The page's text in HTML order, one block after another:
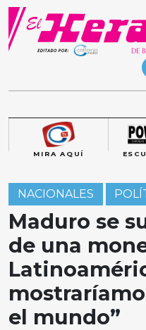
Skip
content
MIRA AQUÍ
NACIONALES
Maduro se
de una
el mundo”